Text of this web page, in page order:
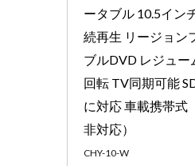
ータブル 10.5イン
続再生 リージョン
ブルDVD レジュー
回転 TV同期可能
に対応 車載携帯式
非対応）
CHY-10-W